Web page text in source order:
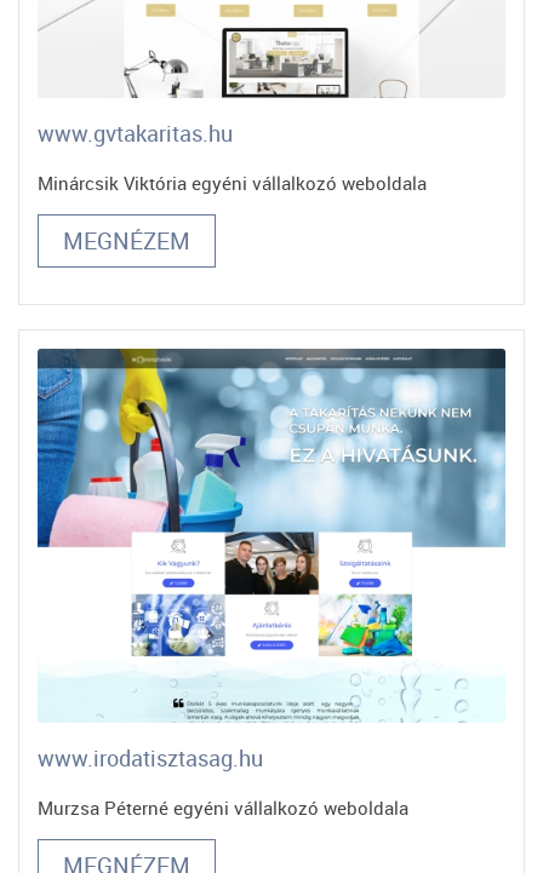
www.gvtakaritas.hu
Minárcsik Viktória egyéni vállalkozó weboldala
MEGNÉZEM
www.irodatisztasag.hu
Murzsa Péterné egyéni vállalkozó weboldala
MEGNÉZEM